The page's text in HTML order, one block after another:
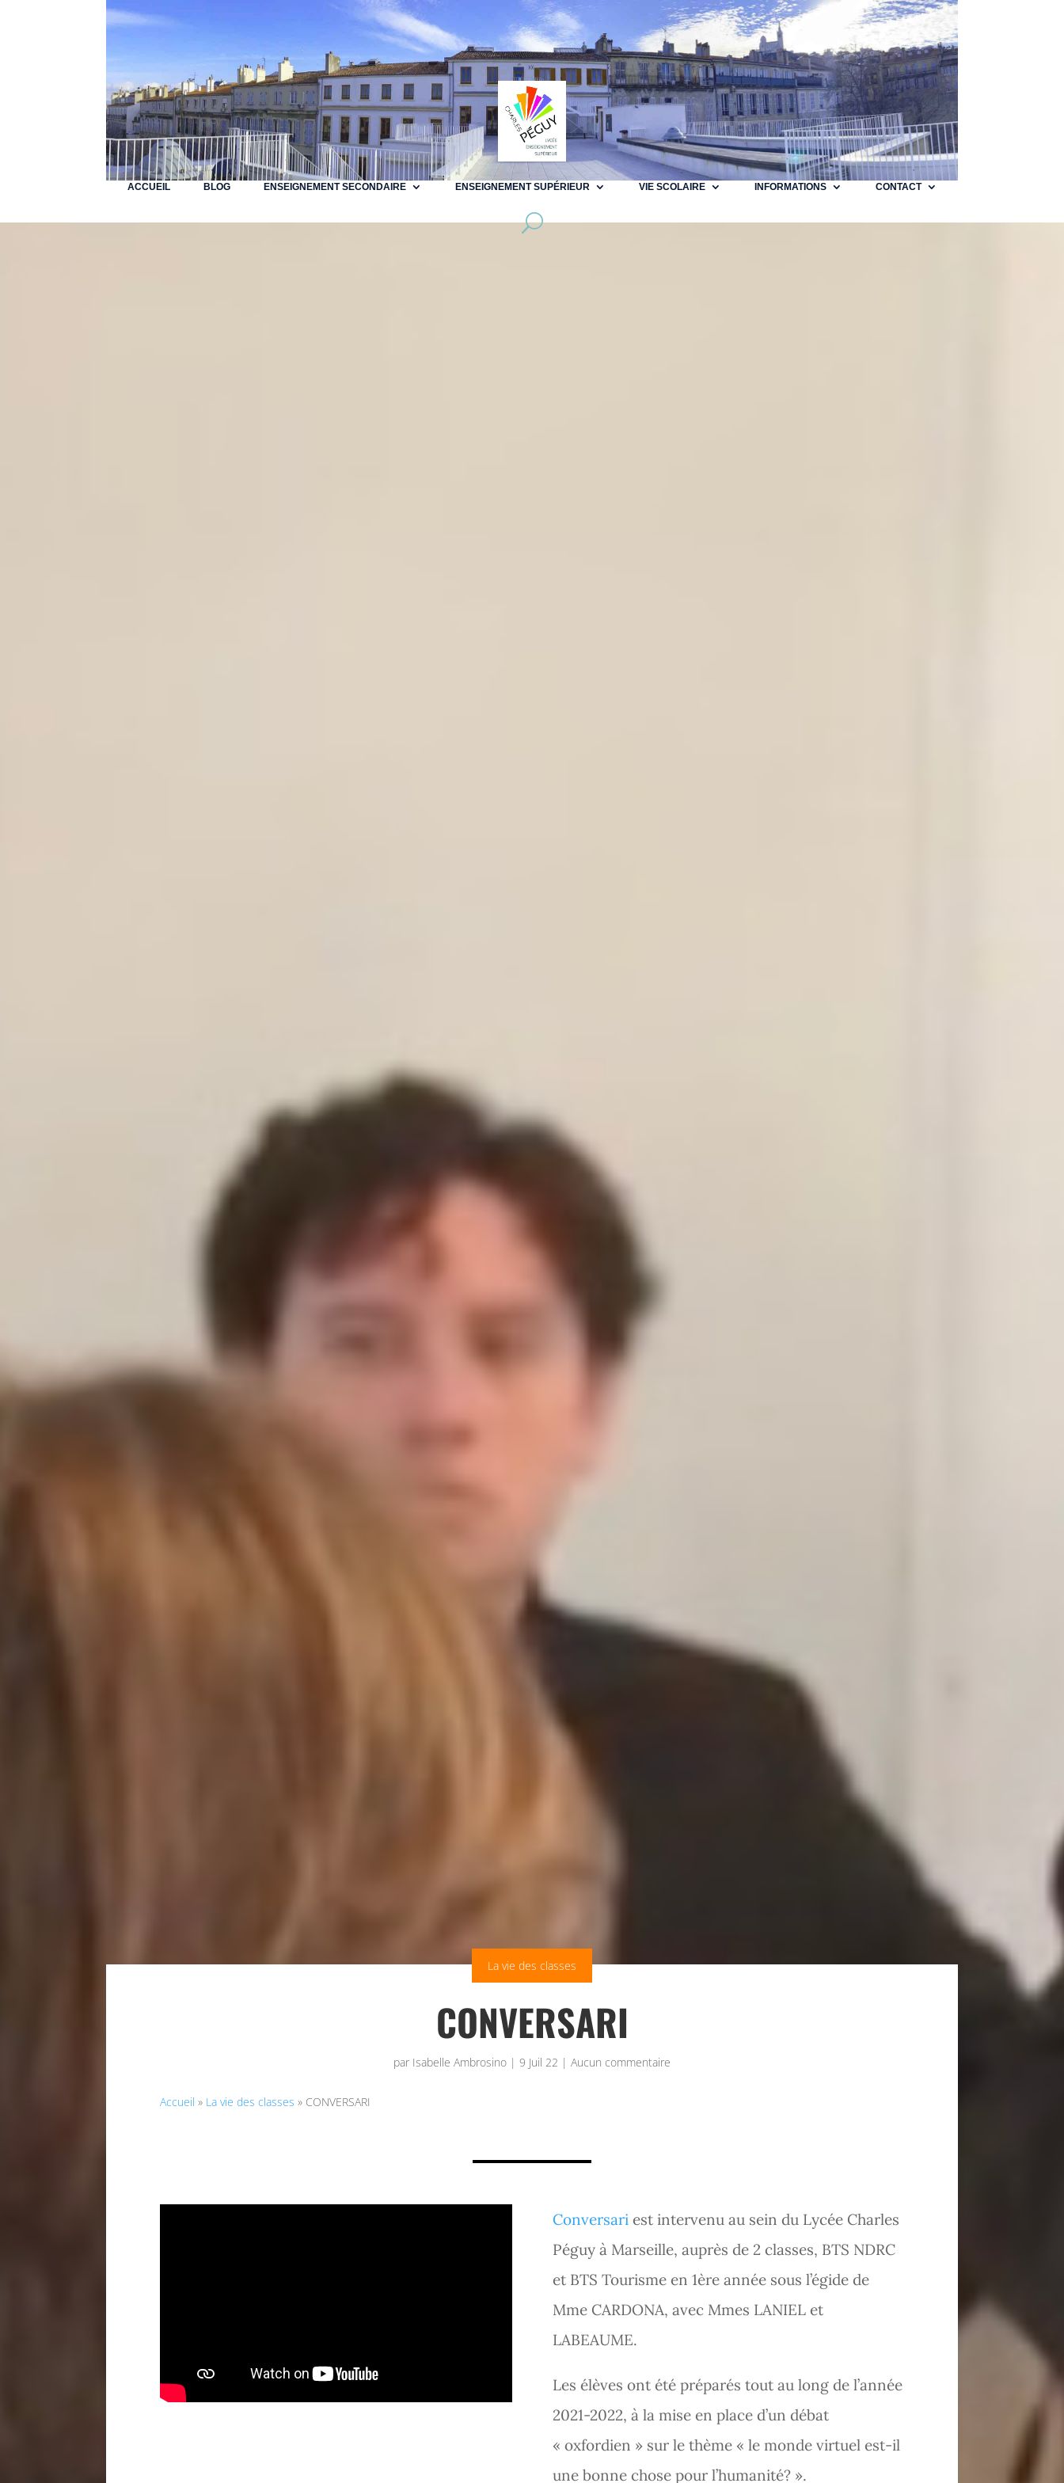
ACCUEIL BLOG ENSEIGNEMENT SECONDAIRE ENSEIGNEMENT SUPÉRIEUR VIE SCOLAIRE INFORMATIONS CONTACT
La vie des classes
CONVERSARI
par Isabelle Ambrosino | 9 Juil 22 | Aucun commentaire
Accueil » La vie des classes » CONVERSARI
Conversariest intervenu au sein du Lycée Charles
Péguy à Marseille, auprès de 2 classes, BTS NDRC
et BTS Tourisme en 1ère année sous l’égide de
Mme CARDONA, avec Mmes LANIEL et
LABEAUME.
Les élèves ont été préparés tout au long de l’année
2021-2022, à la mise en place d’un débat
« oxfordien » sur le thème « le monde virtuel est-il
une bonne chose pour l’humanité? ».